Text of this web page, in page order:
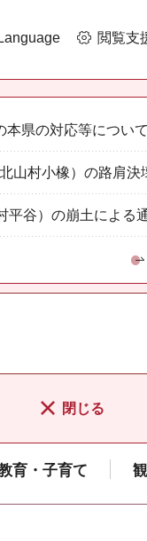
Language 閲覧支
本県の対応等について
山村小橡）の路肩
平谷）の崩土による
閉じる
育・子育て